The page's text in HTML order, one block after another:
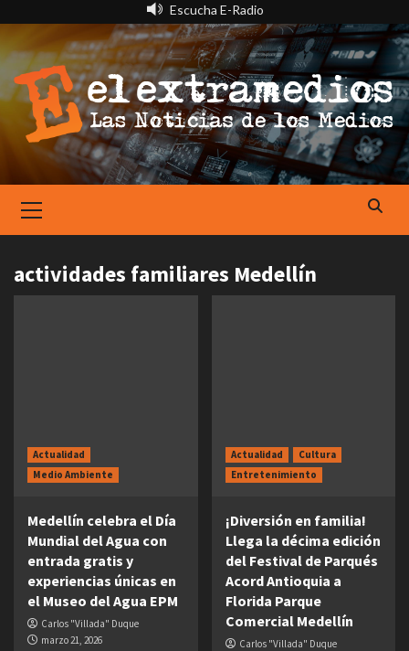
contenido
Escucha E-Radio
Menu
actividades familiares Medellín
Actualidad
Medio Ambiente
Medellín celebra el Día
Mundial del Agua con
entrada gratis y
experiencias únicas en
el Museo del Agua EPM
Carlos "Villada" Duque
marzo 21, 2026
Actualidad
Cultura
Entretenimiento
¡Diversión en familia!
Llega la décima edición
del Festival de Parqués
Acord Antioquia a
Florida Parque
Comercial Medellín
Carlos "Villada" Duque